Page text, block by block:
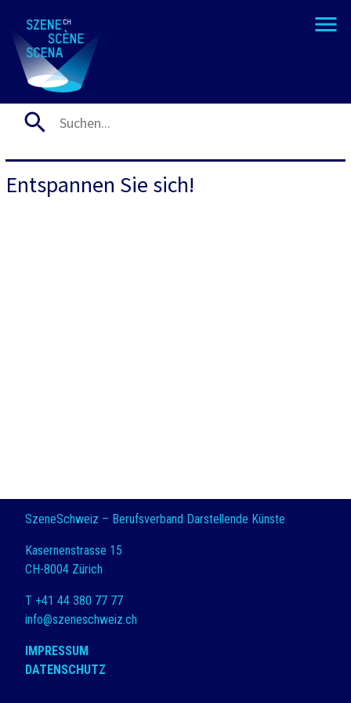
Entspannen Sie sich!
SzeneSchweiz – Berufsverband Darstellende Künste
Kasernenstrasse 15
CH-8004 Zürich
T +41 44 380 77 77
info@szeneschweiz.ch
IMPRESSUM
DATENSCHUTZ